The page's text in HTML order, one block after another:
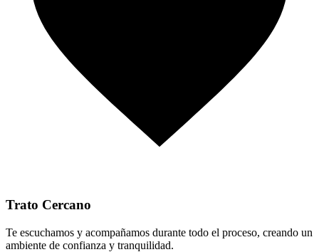
Trato Cercano
Te escuchamos y acompañamos durante todo el proceso, creando un
ambiente de confianza y tranquilidad.